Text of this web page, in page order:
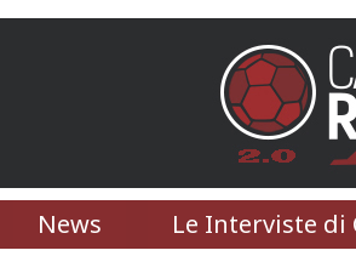
News Le Interviste di